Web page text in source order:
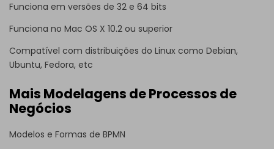
Funciona em versões de 32 e 64 bits
Funciona no Mac OS X 10.2 ou superior
Compatível com distribuições do Linux como Debian,
Ubuntu, Fedora, etc
Mais Modelagens de Processos de
Negócios
Modelos e Formas de BPMN